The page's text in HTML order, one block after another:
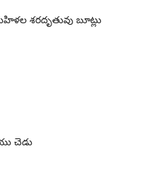
శరదృతువు బూట్లు
చెడు